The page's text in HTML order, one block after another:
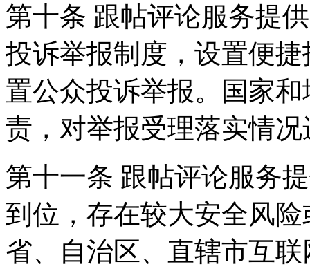
第十条 跟帖评论服务提
投诉举报制度，设置便
置公众投诉举报。国家
责，对举报受理落实情
第十一条 跟帖评论服务
到位，存在较大安全风
省、自治区、直辖市互